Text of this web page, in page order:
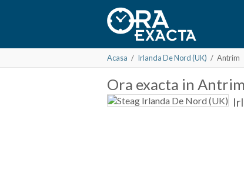
Acasa / Irlanda De Nord (UK) / Antrim
Ora exacta in Antrim